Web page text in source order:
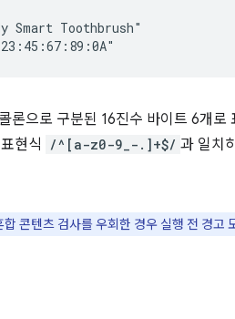
Smart Toothbrush"
론으로 구분된 16진수 바이트 6개로
현식 /^[a-z0-9_-.]+$/ 과 일치
콘텐츠 검사를 우회한 경우 실행 전 경고